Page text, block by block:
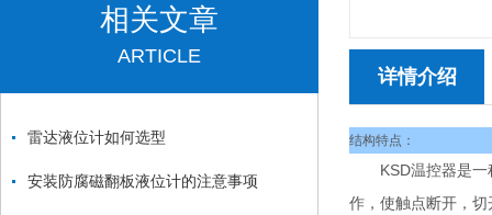
相关文章
ARTICLE
雷达液位计如何选型
安装防腐磁翻板液位计的注意事项
详情介绍
结构特点：
KSD温控器是一种
作，使触点断开，